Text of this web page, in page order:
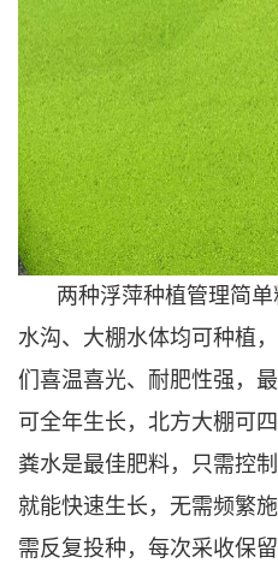
两种浮萍种植管理简单
水沟、大棚水体均可种植
们喜温喜光、耐肥性强，
可全年生长，北方大棚可
粪水是最佳肥料，只需控
就能快速生长，无需频繁
需反复投种，每次采收保